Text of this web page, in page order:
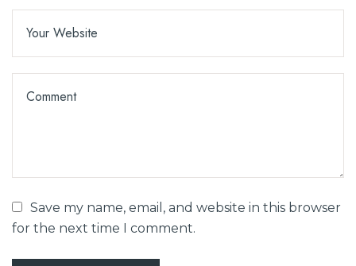
Save my name, email, and website in this browser
for the next time I comment.